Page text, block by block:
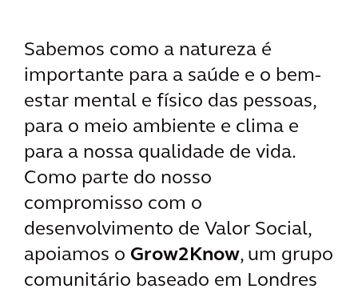
Sabemos como a natureza é
importante para a saúde e o bem-
estar mental e físico das pessoas,
para o meio ambiente e clima e
para a nossa qualidade de vida.
Como parte do nosso
compromisso com o
desenvolvimento de Valor Social,
apoiamos o Grow2Know, um grupo
comunitário baseado em Londres